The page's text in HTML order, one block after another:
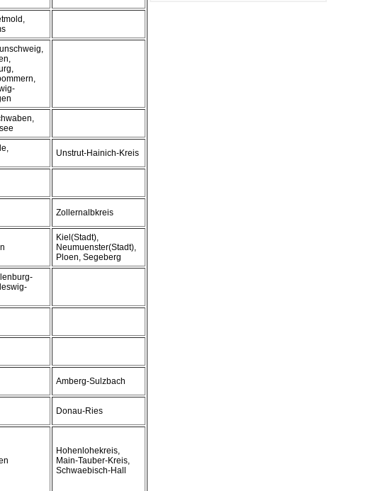
Unstrut-Hainich-Kreis
Zollernalbkreis
Kiel(Stadt),
Neumuenster(Stadt),
Ploen, Segeberg
Amberg-Sulzbach
Donau-Ries
Hohenlohekreis,
Main-Tauber-Kreis,
Schwaebisch-Hall